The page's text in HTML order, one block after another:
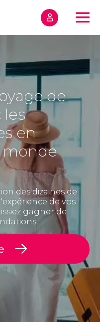
de
les
en
monde
des dizaines de
de vos
gagner de